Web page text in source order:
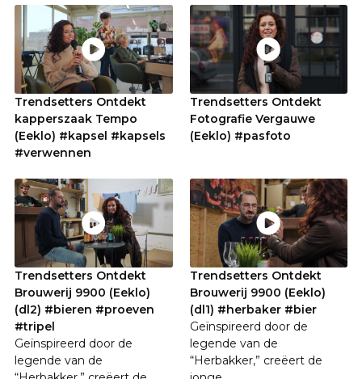
Trendsetters Ontdekt
kapperszaak Tempo
(Eeklo) #kapsel #kapsels
#verwennen
Trendsetters Ontdekt
Fotografie Vergauwe
(Eeklo) #pasfoto
Trendsetters Ontdekt
Brouwerij 9900 (Eeklo)
(dl2) #bieren #proeven
#tripel
Geïnspireerd door de
legende van de
Trendsetters Ontdekt
Brouwerij 9900 (Eeklo)
(dl1) #herbaker #bier
Geïnspireerd door de
legende van de
“Herbakker,” creëert de